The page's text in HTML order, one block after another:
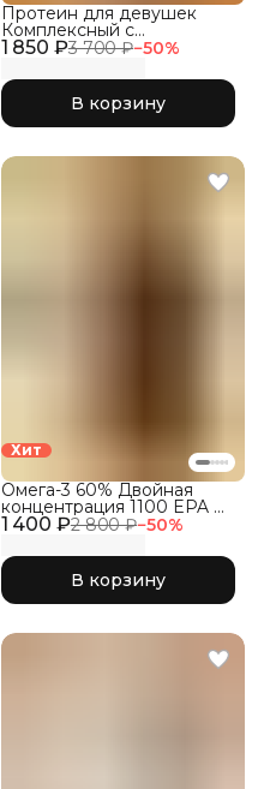
1 850 ₽3 700 ₽−50%
Протеин для девушек
Комплексный с
Коллагеном, Соленая
В корзину
Хит
1 400 ₽2 800 ₽−50%
Омега-3 60% Двойная
концентрация 1100 EPA &
DHA, 120 капсул
В корзину